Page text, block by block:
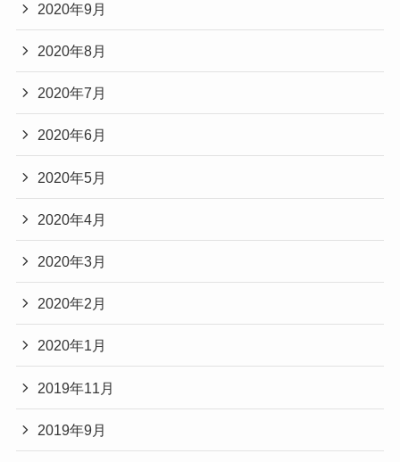
2020年9月
2020年8月
2020年7月
2020年6月
2020年5月
2020年4月
2020年3月
2020年2月
2020年1月
2019年11月
2019年9月